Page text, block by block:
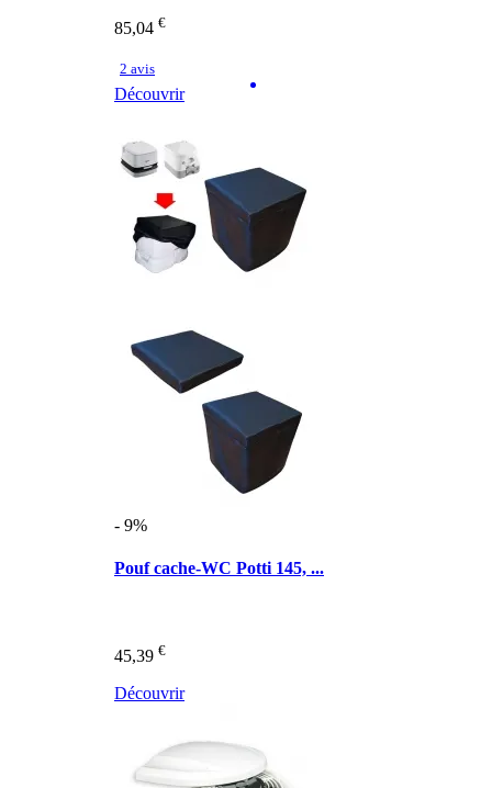
85,04 €
2 avis
Découvrir
- 9%
Pouf cache-WC Potti 145, ...
45,39 €
Découvrir